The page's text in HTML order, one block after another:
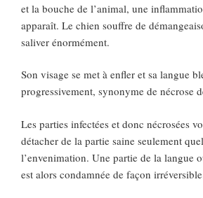
et la bouche de l’animal, une
apparaît. Le chien souffre de
saliver énormément.
Son visage se met à enfler et sa langue
progressivement, synonyme de nécrose
Les parties infectées et donc nécrosées
détacher de la partie saine seulement
l’envenimation. Une partie de la langue
est alors condamnée de façon